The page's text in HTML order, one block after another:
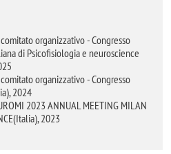
organizzativo - Congresso
di Psicofisiologia e neuroscience
organizzativo - Congresso
2024
2023 ANNUAL MEETING MILAN
2023